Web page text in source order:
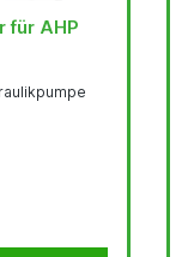
für AHP